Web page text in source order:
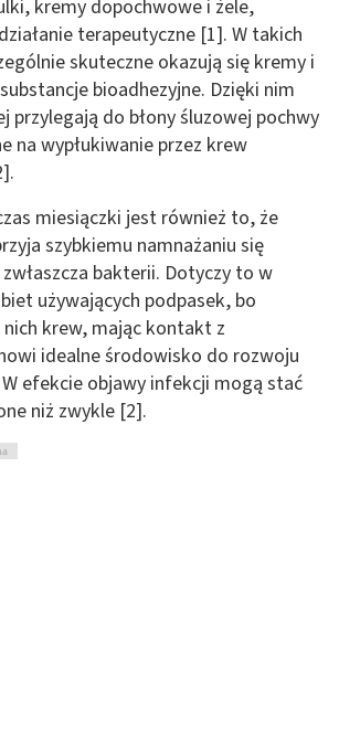
kremy dopochwowe i żele,
terapeutyczne [1]. W takich
skuteczne okazują się kremy i
bioadhezyjne. Dzięki nim
przylegają do błony śluzowej pochwy
na wypłukiwanie przez krew
miesiączki jest również to, że
szybkiemu namnażaniu się
bakterii. Dotyczy to w
używających podpasek, bo
krew, mając kontakt z
idealne środowisko do rozwoju
efekcie objawy infekcji mogą stać
niż zwykle [2].